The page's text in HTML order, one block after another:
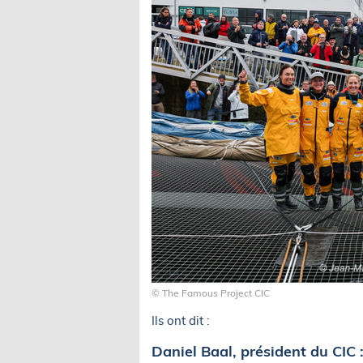
© The Famous Project CIC
Ils ont dit :
Daniel Baal, président du CIC :